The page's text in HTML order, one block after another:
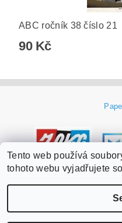
ABC ročník 38 číslo 21
90 Kč
, all
Tento web používá
tohoto webu vyjadřujete